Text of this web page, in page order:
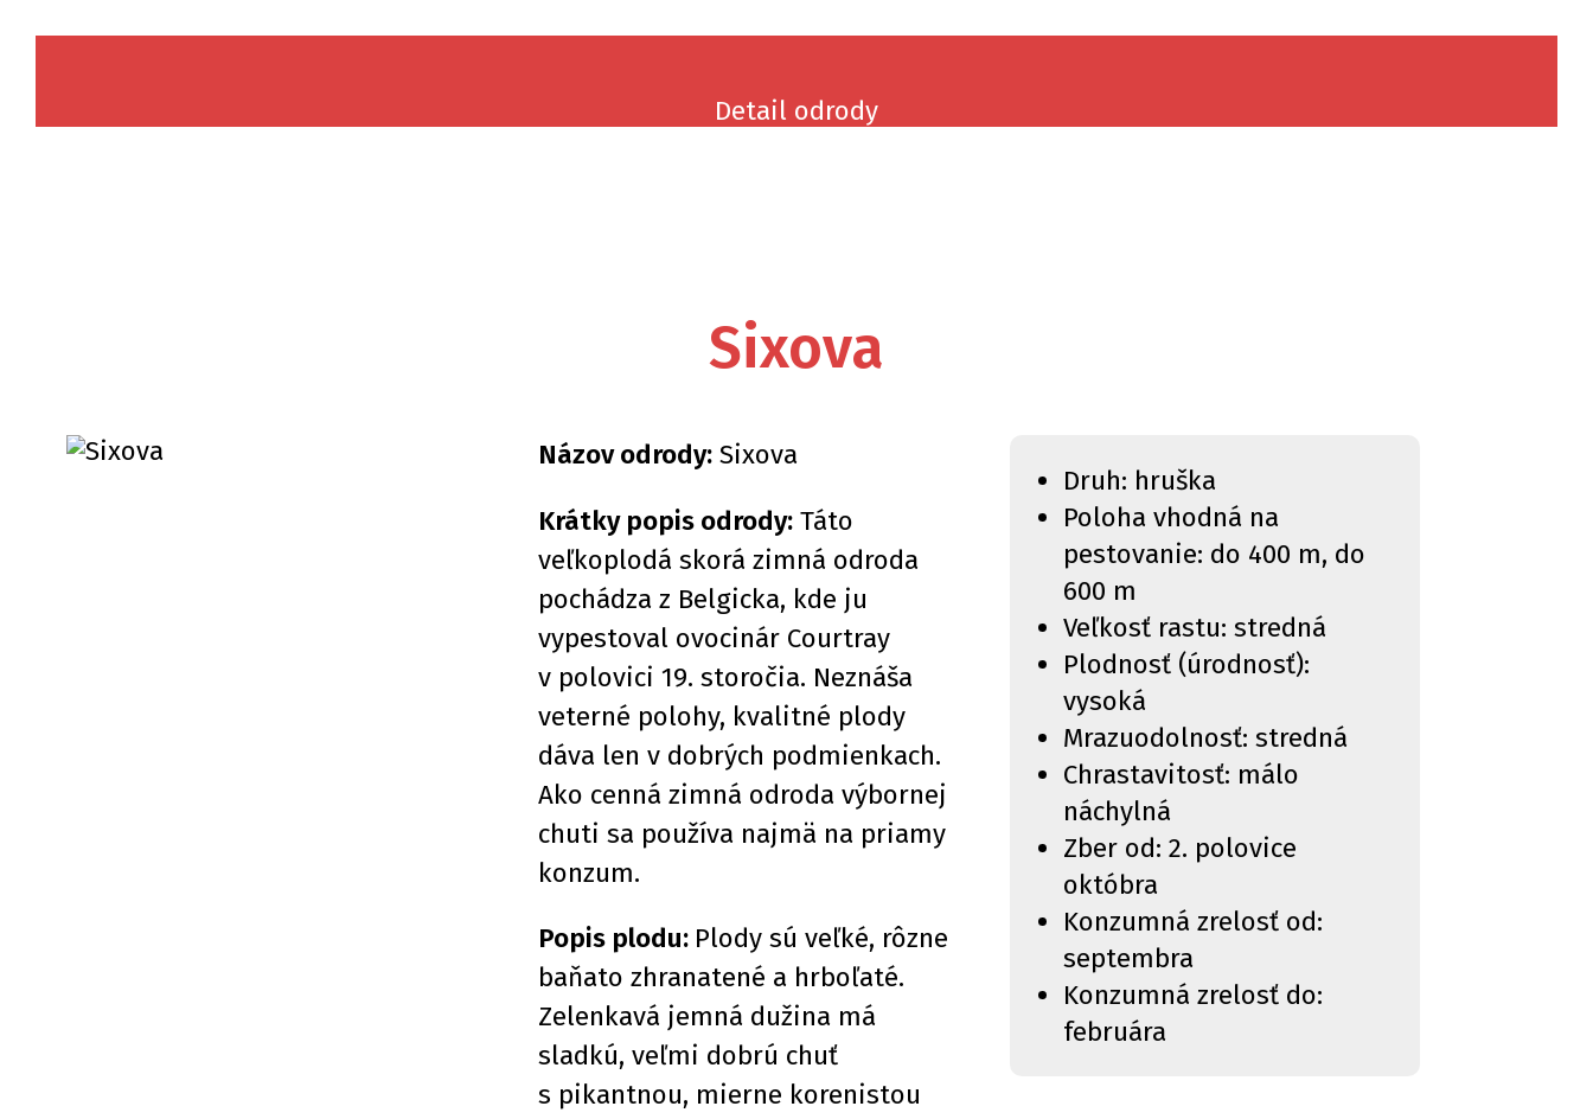
Detail odrody
Sixova
Názov odrody:Sixova
Krátky popis odrody:Táto
veľkoplodá skorá zimná odroda
pochádza z Belgicka, kde ju
vypestoval ovocinár Courtray
v polovici 19. storočia. Neznáša
veterné polohy, kvalitné plody
dáva len v dobrých podmienkach.
Ako cenná zimná odroda výbornej
chuti sa používa najmä na priamy
konzum.
Popis plodu: Plody sú veľké, rôzne
baňato zhranatené a hrboľaté.
Zelenkavá jemná dužina má
sladkú, veľmi dobrú chuť
s pikantnou, mierne korenistou
Druh: hruška
Poloha vhodná na
pestovanie: do 400 m, do
600 m
Veľkosť rastu: stredná
Plodnosť (úrodnosť):
vysoká
Mrazuodolnosť: stredná
Chrastavitosť: málo
náchylná
Zber od: 2. polovice
októbra
Konzumná zrelosť od:
septembra
Konzumná zrelosť do:
februára